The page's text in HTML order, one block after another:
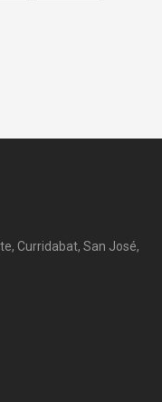
Curridabat, San José,